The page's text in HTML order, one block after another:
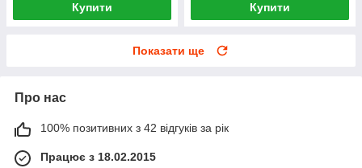
Купити Купити
Показати ще
Про нас
100% позитивних з 42 відгуків за рік
Працює з 18.02.2015